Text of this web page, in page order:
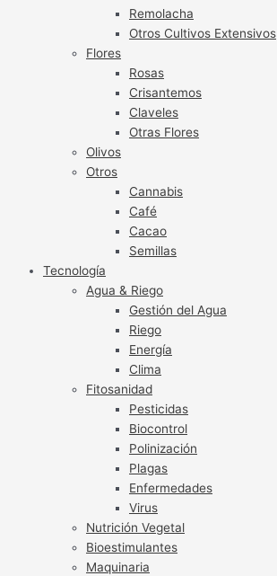
Remolacha
Otros Cultivos Extensivos
Flores
Rosas
Crisantemos
Claveles
Otras Flores
Olivos
Otros
Cannabis
Café
Cacao
Semillas
Tecnología
Agua & Riego
Gestión del Agua
Riego
Energía
Clima
Fitosanidad
Pesticidas
Biocontrol
Polinización
Plagas
Enfermedades
Virus
Nutrición Vegetal
Bioestimulantes
Maquinaria